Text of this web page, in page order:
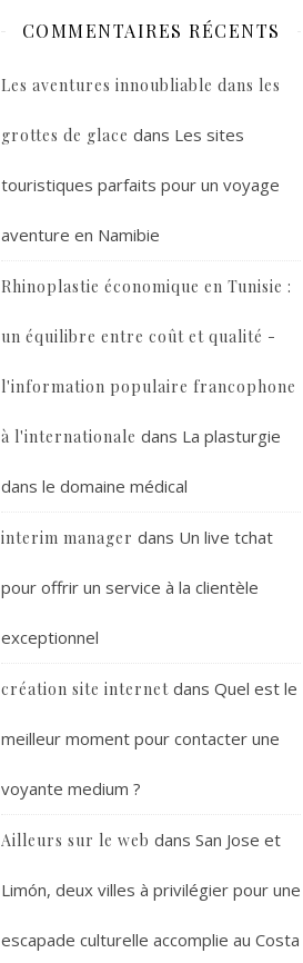
COMMENTAIRES RÉCENTS
Les aventures innoubliable dans les
grottes de glace dans Les sites
touristiques parfaits pour un voyage
aventure en Namibie
Rhinoplastie économique en Tunisie :
un équilibre entre coût et qualité -
l'information populaire francophone
à l'internationale dans La plasturgie
dans le domaine médical
interim manager dans Un live tchat
pour offrir un service à la clientèle
exceptionnel
création site internet dans Quel est le
meilleur moment pour contacter une
voyante medium ?
Ailleurs sur le web dans San Jose et
Limón, deux villes à privilégier pour une
escapade culturelle accomplie au Costa